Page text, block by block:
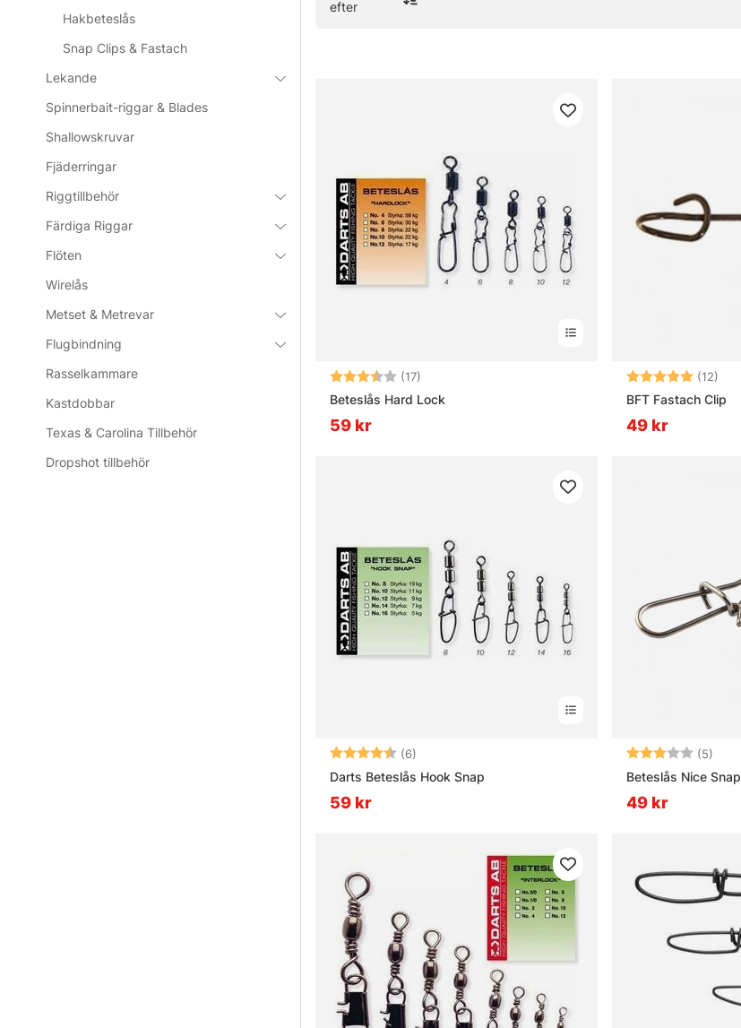
Hakbeteslås
Snap Clips & Fastach
Lekande
Spinnerbait-riggar & Blades
Shallowskruvar
Fjäderringar
Riggtillbehör
Färdiga Riggar
Flöten
Wirelås
Metset & Metrevar
Flugbindning
Rasselkammare
Kastdobbar
Texas & Carolina Tillbehör
Dropshot tillbehör
» Tillbaka till Krok & Småplock
Vad är skillnaden mellan beteslås med och utan lekande?
Vilken storlek på beteslås passar till gäddfiske?
efter
Betyg: (17)
Beteslås Hard Lock
59 kr
Betyg: (12)
BFT Fastach Clip
49 kr
Betyg: (6)
Darts Beteslås Hook Snap
59 kr
Betyg: (5)
Beteslås Nice Snap
49 kr